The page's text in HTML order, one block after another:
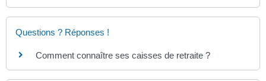
Questions ? Réponses !
Comment connaître ses caisses de retraite ?